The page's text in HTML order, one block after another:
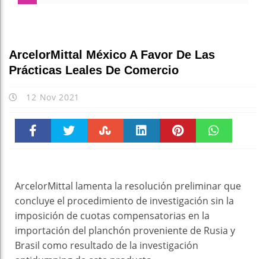
ArcelorMittal México A Favor De Las
Prácticas Leales De Comercio
12 Nov 2021
ArcelorMittal lamenta la resolución preliminar que
concluye el procedimiento de investigación sin la
imposición de cuotas compensatorias en la
importación del planchón proveniente de Rusia y
Brasil como resultado de la investigación